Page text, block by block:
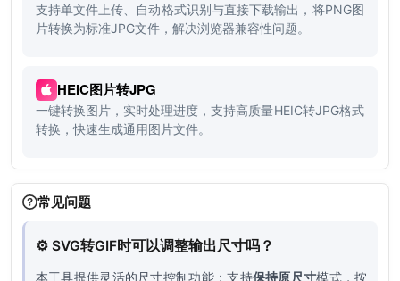
支持单文件上传、自动格式识别与直接下载输出，将PNG图
片转换为标准JPG文件，解决浏览器兼容性问题。
HEIC图片转JPG
一键转换图片，实时处理进度，支持高质量HEIC转JPG格式
转换，快速生成通用图片文件。
常见问题
⚙️ SVG转GIF时可以调整输出尺寸吗？
本工具提供灵活的尺寸控制功能：支持保持原尺寸模式，按